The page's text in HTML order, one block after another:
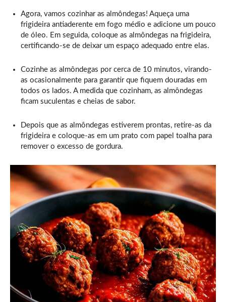
Agora, vamos cozinhar as almôndegas! Aqueça uma
frigideira antiaderente em fogo médio e adicione um pouco
de óleo. Em seguida, coloque as almôndegas na frigideira,
certificando-se de deixar um espaço adequado entre elas.
Cozinhe as almôndegas por cerca de 10 minutos, virando-
as ocasionalmente para garantir que fiquem douradas em
todos os lados. A medida que cozinham, as almôndegas
ficam suculentas e cheias de sabor.
Depois que as almôndegas estiverem prontas, retire-as da
frigideira e coloque-as em um prato com papel toalha para
remover o excesso de gordura.